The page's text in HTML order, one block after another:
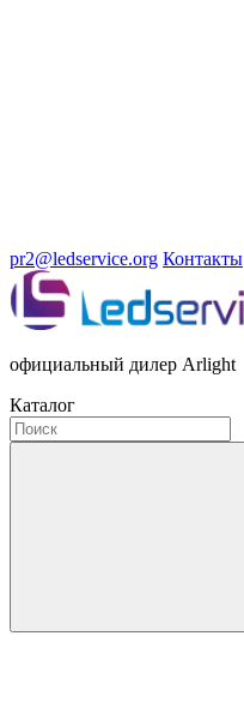
pr2@ledservice.org Контакты
официальный дилер Arlight
Каталог